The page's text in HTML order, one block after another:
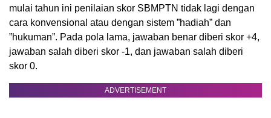
mulai tahun ini penilaian skor SBMPTN tidak lagi dengan
cara konvensional atau dengan sistem ”hadiah” dan
”hukuman”. Pada pola lama, jawaban benar diberi skor +4,
jawaban salah diberi skor -1, dan jawaban salah diberi
skor 0.
ADVERTISEMENT